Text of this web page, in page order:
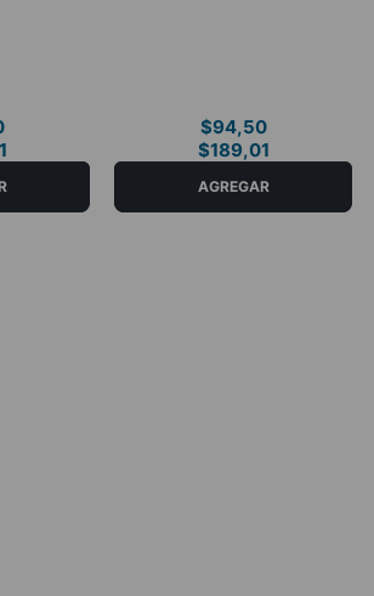
$94,50
$189,01
COMPRAR AHORA
AGREGAR